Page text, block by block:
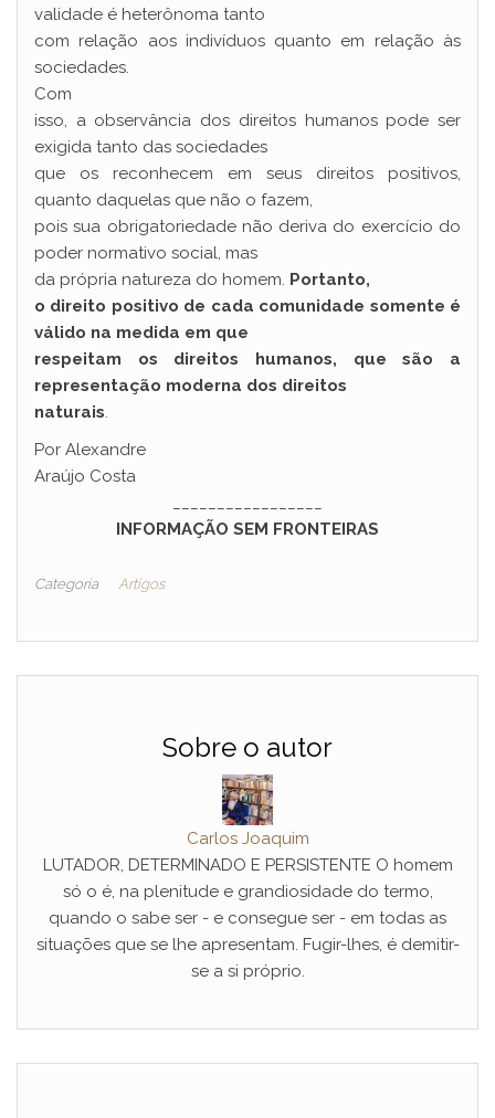
validade é heterônoma tanto
com relação aos indivíduos quanto em relação às
sociedades.
Com
isso, a observância dos direitos humanos pode ser
exigida tanto das sociedades
que os reconhecem em seus direitos positivos,
quanto daquelas que não o fazem,
pois sua obrigatoriedade não deriva do exercício do
poder normativo social, mas
da própria natureza do homem. Portanto,
o direito positivo de cada comunidade somente é
válido na medida em que
respeitam os direitos humanos, que são a
representação moderna dos direitos
naturais.
Por Alexandre
Araújo Costa
INFORMAÇÃO SEM FRONTEIRAS
Categoria Artigos
Sobre o autor
Carlos Joaquim
LUTADOR, DETERMINADO E PERSISTENTE O homem
só o é, na plenitude e grandiosidade do termo,
quando o sabe ser - e consegue ser - em todas as
situações que se lhe apresentam. Fugir-lhes, é demitir-
se a si próprio.